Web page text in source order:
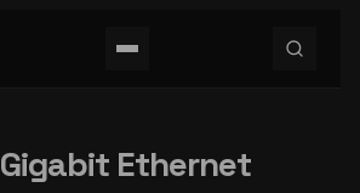
Gigabit Ethernet